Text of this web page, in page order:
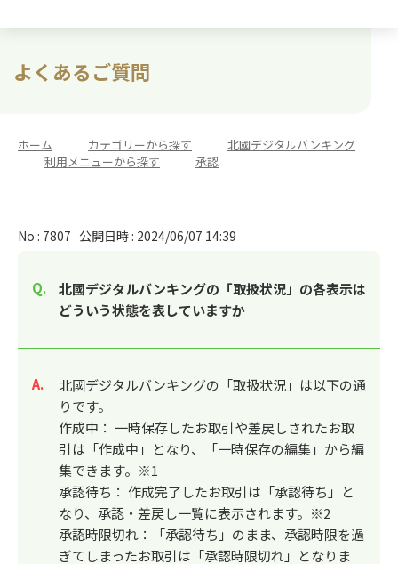
よくあるご質問
ホーム カテゴリーから探す
北國デジタルバンキング
利用メニューから探す 承認
No : 7807 公開日時 : 2024/06/07 14:39
北國デジタルバンキングの「取扱状況」の各表示は
どういう状態を表していますか
回答
北國デジタルバンキングの「取扱状況」は以下の通
りです。
作成中： 一時保存したお取引や差戻しされたお取
引は「作成中」となり、「一時保存の編集」から編
集できます。※1
承認待ち： 作成完了したお取引は「承認待ち」と
なり、承認・差戻し一覧に表示されます。※2
承認時限切れ：「承認待ち」のまま、承認時限を過
ぎてしまったお取引は「承認時限切れ」となりま